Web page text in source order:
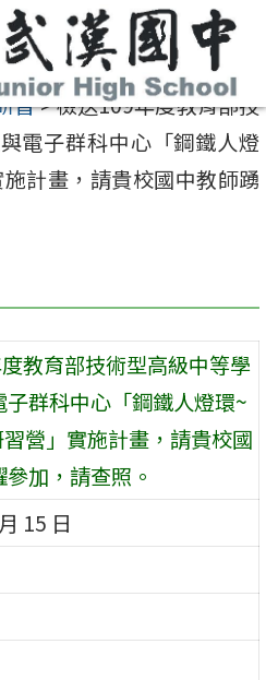
習>檢送109年度教育部技
電子群科中心「鋼鐵人燈
計畫，請貴校國中教師踴
教育部技術型高級中等學
群科中心「鋼鐵人燈環~
營」實施計畫，請貴校國
加，請查照。
15 日